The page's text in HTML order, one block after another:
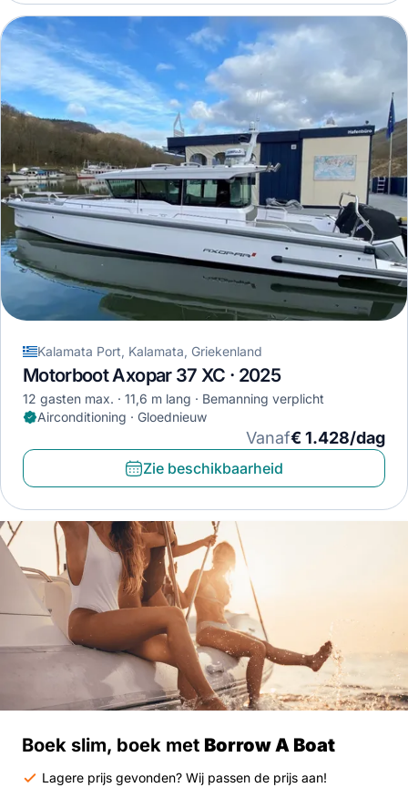
Kalamata Port, Kalamata, Griekenland
Motorboot Axopar 37 XC · 2025
12 gasten max. 11,6 m lang
Bemanning verplicht
Airconditioning · Gloednieuw
Vanaf€ 1.428/dag
Zie beschikbaarheid
Boek slim, boek met Borrow A Boat
Lagere prijs gevonden? Wij passen de prijs aan!